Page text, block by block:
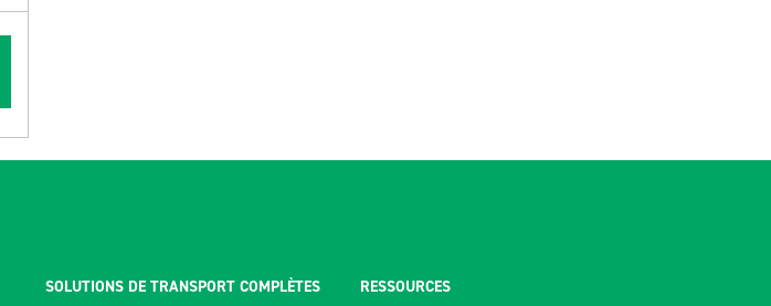
SOLUTIONS DE TRANSPORT COMPLÈTES RESSOURCES